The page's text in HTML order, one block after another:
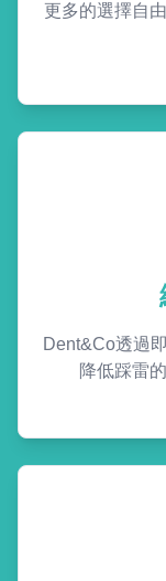
更多的選擇自
Dent&Co透過
降低踩雷